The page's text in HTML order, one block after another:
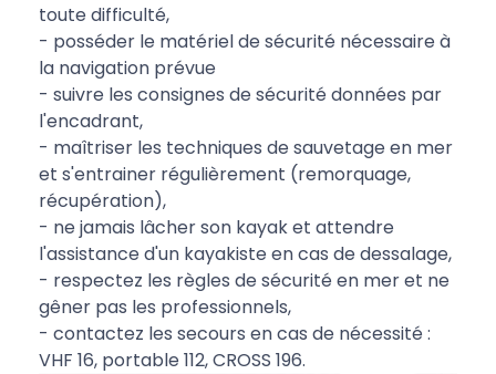
toute difficulté,
- posséder le matériel de sécurité nécessaire à
la navigation prévue
- suivre les consignes de sécurité données par
l'encadrant,
- maîtriser les techniques de sauvetage en mer
et s'entrainer régulièrement (remorquage,
récupération),
- ne jamais lâcher son kayak et attendre
l'assistance d'un kayakiste en cas de dessalage,
- respectez les règles de sécurité en mer et ne
gêner pas les professionnels,
- contactez les secours en cas de nécessité :
VHF 16, portable 112, CROSS 196.